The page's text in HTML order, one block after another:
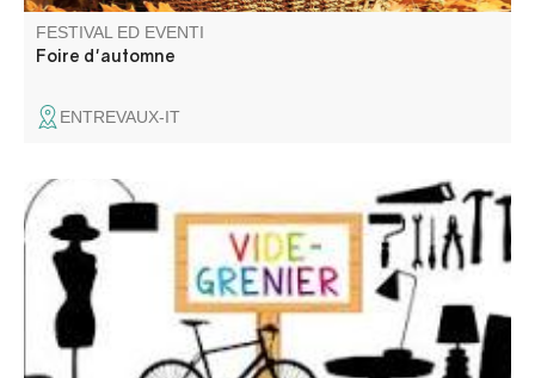
FESTIVAL ED EVENTI
Foire d'automne
ENTREVAUX-IT
Venez chiner dans les rues et places du village. Jouets,
objets de décoration, livres, vêtements